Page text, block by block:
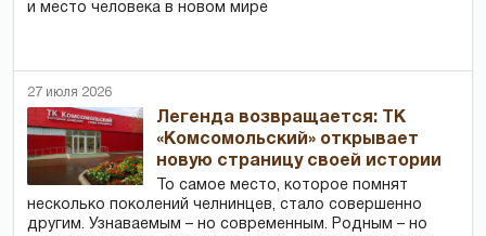
и место человека в новом мире
27 июля 2026
Легенда возвращается: ТК
«Комсомольский» открывает
новую страницу своей истории
То самое место, которое помнят
несколько поколений челнинцев, стало совершенно
другим. Узнаваемым – но современным. Родным – но